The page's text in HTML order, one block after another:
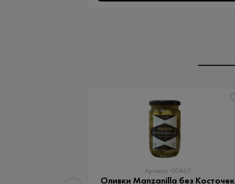
Артикул: 00467
Оливки Manzanilla без Косточек